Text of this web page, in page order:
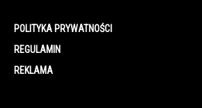
POLITYKA PRYWATNOŚCI
REGULAMIN
REKLAMA